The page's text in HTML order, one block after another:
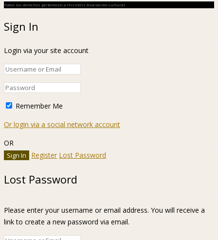
Todos los derechos pertenecen a Hislibris Asociación cultural
Sign In
Login via your site account
Remember Me
Or login via a social network account
OR
Register Lost Password
Lost Password
Please enter your username or email address. You will receive a
link to create a new password via email.